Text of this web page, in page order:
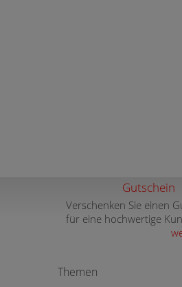
Gutschein
Verschenken Sie einen
für eine hochwertige
Themen